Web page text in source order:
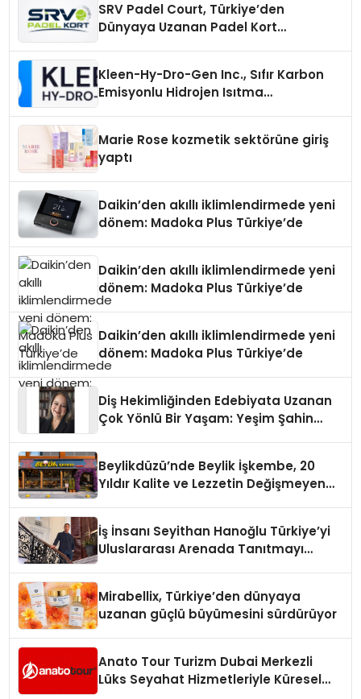
SRV Padel Court, Türkiye’den
Dünyaya Uzanan Padel Kort
Kleen-Hy-Dro-Gen Inc., Sıfır Karbon
Emisyonlu Hidrojen Isıtma
Marie Rose kozmetik sektörüne giriş
yaptı
Daikin’den akıllı iklimlendirmede yeni
dönem: Madoka Plus Türkiye’de
Daikin’den akıllı iklimlendirmede yeni
dönem: Madoka Plus Türkiye’de
Daikin’den akıllı iklimlendirmede yeni
dönem: Madoka Plus Türkiye’de
Diş Hekimliğinden Edebiyata Uzanan
Çok Yönlü Bir Yaşam: Yeşim Şahin
Beylikdüzü’nde Beylik İşkembe, 20
Yıldır Kalite ve Lezzetin Değişmeyen
İş İnsanı Seyithan Hanoğlu Türkiye’yi
Uluslararası Arenada Tanıtmayı
Mirabellix, Türkiye’den dünyaya
uzanan güçlü büyümesini sürdürüyor
Anato Tour Turizm Dubai Merkezli
Lüks Seyahat Hizmetleriyle Küresel